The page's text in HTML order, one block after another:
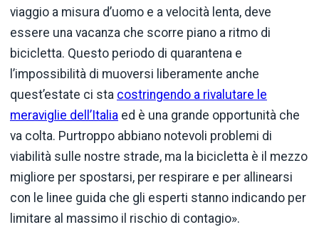
viaggio a misura d’uomo e a velocità lenta, deve
essere una vacanza che scorre piano a ritmo di
bicicletta. Questo periodo di quarantena e
l’impossibilità di muoversi liberamente anche
quest’estate ci sta costringendo a rivalutare le
meraviglie dell’Italia ed è una grande opportunità che
va colta. Purtroppo abbiano notevoli problemi di
viabilità sulle nostre strade, ma la bicicletta è il mezzo
migliore per spostarsi, per respirare e per allinearsi
con le linee guida che gli esperti stanno indicando per
limitare al massimo il rischio di contagio».